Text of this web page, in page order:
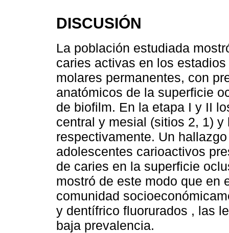
DISCUSIÓN
La población estudiada
caries activas en los
molares permanentes, con
anatómicos de la superficie
de biofilm. En la etapa I y II
central y mesial (sitios 2, 1)
respectivamente. Un
adolescentes carioactivos
de caries en la superficie
mostró de este modo que en
comunidad
y dentífrico fluorurados , las
baja prevalencia.